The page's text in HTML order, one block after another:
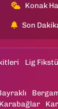
Konak
Son
Lig
Karabağlar